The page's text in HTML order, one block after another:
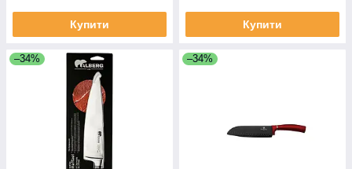
Купити Купити
–34% –34%